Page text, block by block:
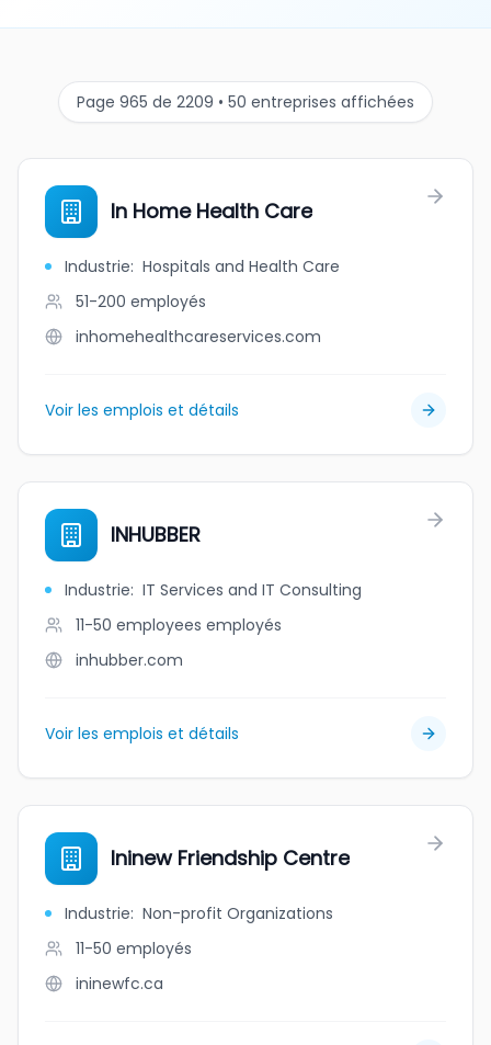
Page 965 de 2209 • 50 entreprises affichées
In Home Health Care
Industrie: Hospitals and Health Care
51-200 employés
inhomehealthcareservices.com
Voir les emplois et détails
INHUBBER
Industrie: IT Services and IT Consulting
11-50 employees employés
inhubber.com
Voir les emplois et détails
Ininew Friendship Centre
Industrie: Non-profit Organizations
11-50 employés
ininewfc.ca